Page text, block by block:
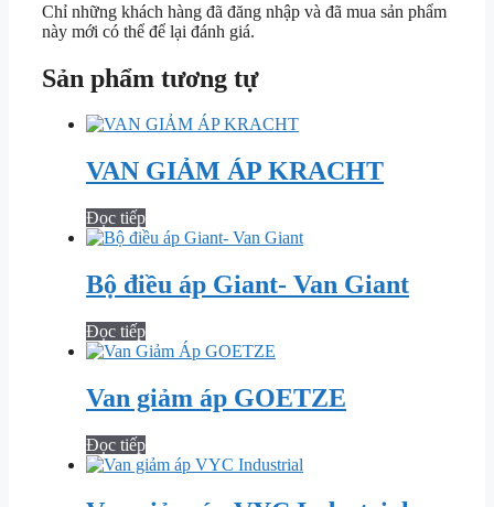
Chỉ những khách hàng đã đăng nhập và đã mua sản phẩm
này mới có thể để lại đánh giá.
Sản phẩm tương tự
VAN GIẢM ÁP KRACHT
Đọc tiếp
Bộ điều áp Giant- Van Giant
Đọc tiếp
Van giảm áp GOETZE
Đọc tiếp